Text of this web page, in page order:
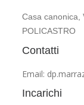
Casa canonica,
POLICASTRO
Contatti
Email:
Incarichi